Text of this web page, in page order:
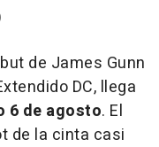
de James Gunn
DC, llega
6 de agosto. El
de la cinta casi